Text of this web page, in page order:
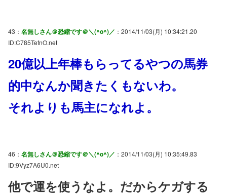
43： 名無しさん＠恐縮です＠＼(^o^)／ ：2014/11/03(月) 10:34:21.20
ID:C785TefnO.net
20億以上年棒もらってるやつの馬券
的中なんか聞きたくもないわ。
それよりも馬主になれよ。
46： 名無しさん＠恐縮です＠＼(^o^)／ ：2014/11/03(月) 10:35:49.83
ID:9Vyz7A6U0.net
他で運を使うなよ。だからケガする